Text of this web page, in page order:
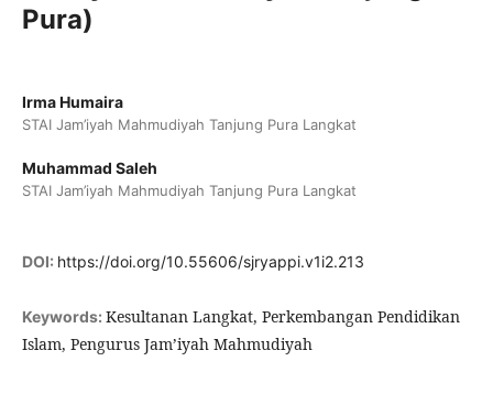
Pura)
Irma Humaira
STAI Jam’iyah Mahmudiyah Tanjung Pura Langkat
Muhammad Saleh
STAI Jam’iyah Mahmudiyah Tanjung Pura Langkat
DOI: https://doi.org/10.55606/sjryappi.v1i2.213
Keywords: Kesultanan Langkat, Perkembangan Pendidikan
Islam, Pengurus Jam’iyah Mahmudiyah